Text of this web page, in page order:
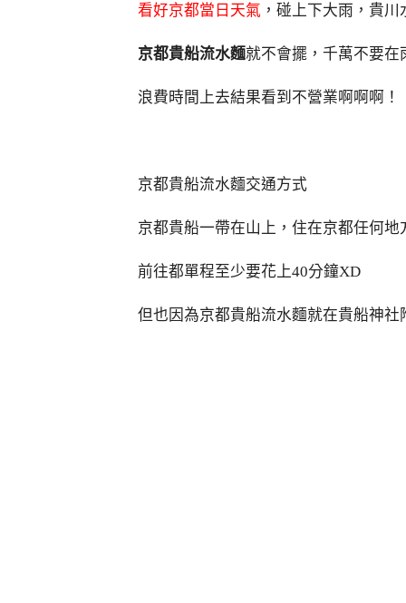
看好京都當日天氣 ，碰上下大雨，貴川
京都貴船流水麵就不會擺，千萬不要在
浪費時間上去結果看到不營業啊啊啊！
京都貴船流水麵交通方式
京都貴船一帶在山上，住在京都任何地
前往都單程至少要花上40分鐘XD
但也因為京都貴船流水麵就在貴船神社